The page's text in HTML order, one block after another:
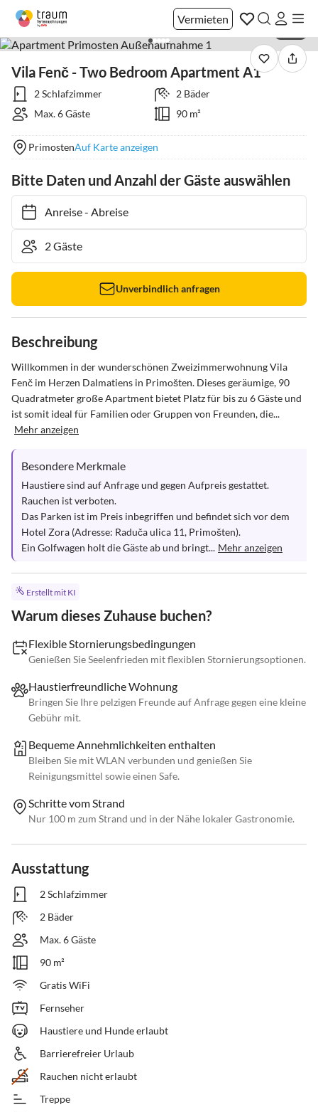
Vermieten
Vila Fenč - Two Bedroom Apartment A1
2 Schlafzimmer
2 Bäder
Max. 6 Gäste
90 m²
PrimostenAuf Karte anzeigen
Bitte Daten und Anzahl der Gäste auswählen
Anreise- Abreise
Unverbindlich anfragen
Beschreibung
Willkommen in der wunderschönen Zweizimmerwohnung Vila
Fenč im Herzen Dalmatiens in Primošten. Dieses geräumige, 90
Quadratmeter große Apartment bietet Platz für bis zu 6 Gäste und
ist somit ideal für Familien oder Gruppen von Freunden, die...
Mehr anzeigen
Besondere Merkmale
Haustiere sind auf Anfrage und gegen Aufpreis gestattet.
Rauchen ist verboten.
Das Parken ist im Preis inbegriffen und befindet sich vor dem
Hotel Zora (Adresse: Raduča ulica 11, Primošten).
Ein Golfwagen holt die Gäste ab und bringt... Mehr anzeigen
Erstellt mit KI
Warum dieses Zuhause buchen?
Flexible Stornierungsbedingungen
Genießen Sie Seelenfrieden mit flexiblen Stornierungsoptionen.
Haustierfreundliche Wohnung
Bringen Sie Ihre pelzigen Freunde auf Anfrage gegen eine kleine
Gebühr mit.
Bequeme Annehmlichkeiten enthalten
Bleiben Sie mit WLAN verbunden und genießen Sie
Reinigungsmittel sowie einen Safe.
Schritte vom Strand
Nur 100 m zum Strand und in der Nähe lokaler Gastronomie.
Ausstattung
2 Schlafzimmer
2 Bäder
Max. 6 Gäste
90 m²
Gratis WiFi
Fernseher
Haustiere und Hunde erlaubt
Barrierefreier Urlaub
Rauchen nicht erlaubt
Treppe